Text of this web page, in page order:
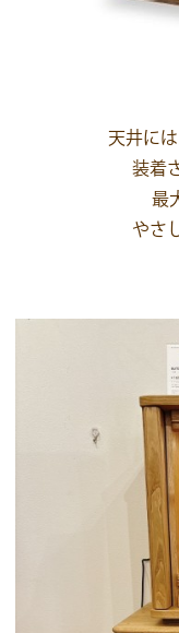
天井に
装着
最
やさ